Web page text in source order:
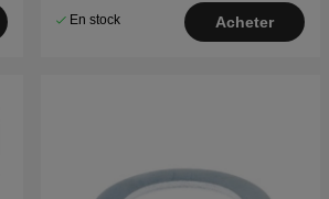
En stock Acheter